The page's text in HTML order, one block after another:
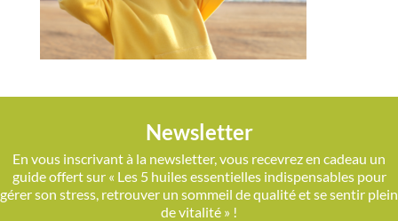
Newsletter
En vous inscrivant à la newsletter, vous recevrez en cadeau un
guide offert sur « Les 5 huiles essentielles indispensables pour
gérer son stress, retrouver un sommeil de qualité et se sentir plein
de vitalité » !